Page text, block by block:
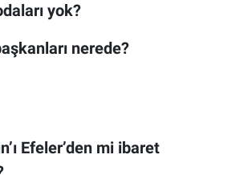
yok?
nerede?
Efeler’den mi ibaret